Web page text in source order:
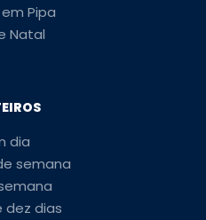
Pipa
Natal
dia
semana
dez dias